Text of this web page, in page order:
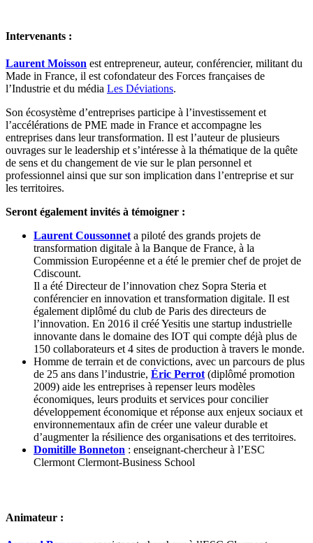
Intervenants :
Laurent Moisson est entrepreneur, auteur, conférencier, militant du
Made in France, il est cofondateur des Forces françaises de
l’Industrie et du média Les Déviations.
Son écosystème d’entreprises participe à l’investissement et
l’accélérations de PME made in France et accompagne les
entreprises dans leur transformation. Il est l’auteur de plusieurs
ouvrages sur le leadership et s’intéresse à la thématique de la quête
de sens et du changement de vie sur le plan personnel et
professionnel ainsi que sur son implication dans l’entreprise et sur
les territoires.
Seront également invités à témoigner :
Laurent Coussonnet a piloté des grands projets de
transformation digitale à la Banque de France, à la
Commission Européenne et a été le premier chef de projet de
Cdiscount.
Il a été Directeur de l’innovation chez Sopra Steria et
conférencier en innovation et transformation digitale. Il est
également diplômé du club de Paris des directeurs de
l’innovation. En 2016 il créé Yesitis une startup industrielle
innovante dans le domaine des IOT qui compte déjà plus de
150 collaborateurs et 4 sites de production à travers le monde.
Homme de terrain et de convictions, avec un parcours de plus
de 25 ans dans l’industrie, Éric Perrot (diplômé promotion
2009) aide les entreprises à repenser leurs modèles
économiques, leurs produits et services pour concilier
développement économique et réponse aux enjeux sociaux et
environnementaux afin de créer une valeur durable et
d’augmenter la résilience des organisations et des territoires.
Domitille Bonneton : enseignant-chercheur à l’ESC
Clermont Clermont-Business School
Animateur :